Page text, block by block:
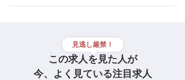
見逃し厳禁！
この求人を見た人が
今、よく見ている注目求人